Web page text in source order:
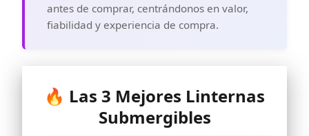
antes de comprar, centrándonos en valor,
fiabilidad y experiencia de compra.
🔥 Las 3 Mejores Linternas
Submergibles